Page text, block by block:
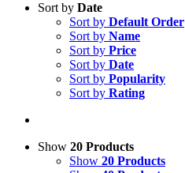
Sort by Date
Sort by Default Order
Sort by Name
Sort by Price
Sort by Date
Sort by Popularity
Sort by Rating
Show 20 Products
Show 20 Products